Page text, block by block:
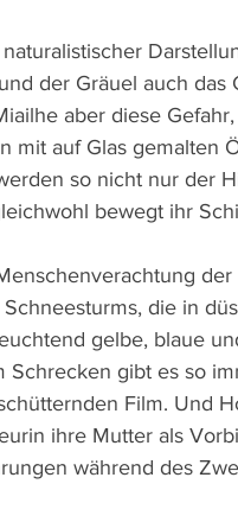
der Gräuel auch das
aber diese
mit auf Glas gemalten
so nicht nur der
bewegt ihr
der
die in
gelbe, blaue
Schrecken gibt es so
Film. Und
ihre Mutter als
während des